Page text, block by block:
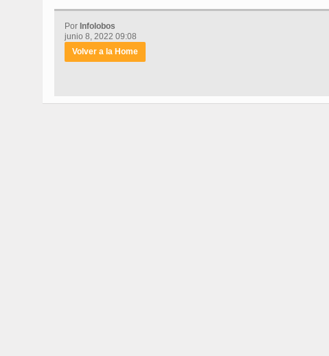
Por Infolobos
junio 8, 2022 09:08
Volver a la Home